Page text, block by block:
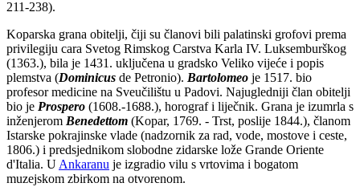
211-238).
Koparska grana obitelji, čiji su članovi bili palatinski grofovi prema
privilegiju cara Svetog Rimskog Carstva Karla IV. Luksemburškog
(1363.), bila je 1431. uključena u gradsko Veliko vijeće i popis
plemstva (Dominicus de Petronio). Bartolomeo je 1517. bio
profesor medicine na Sveučilištu u Padovi. Najugledniji član obitelji
bio je Prospero (1608.-1688.), horograf i liječnik. Grana je izumrla s
inženjerom Benedettom (Kopar, 1769. - Trst, poslije 1844.), članom
Istarske pokrajinske vlade (nadzornik za rad, vode, mostove i ceste,
1806.) i predsjednikom slobodne zidarske lože Grande Oriente
d'Italia. U Ankaranu je izgradio vilu s vrtovima i bogatom
muzejskom zbirkom na otvorenom.